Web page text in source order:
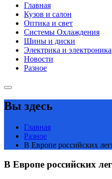
Главная
Кузов и салон
Оптика и свет
Системы Охлаждения
Шины и диски
Электрика и электроника
Новости
Разное
Вы здесь
Главная
Разное
В Европе российских
В Европе российских